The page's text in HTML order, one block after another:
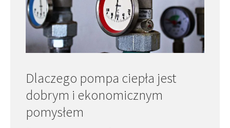
Dlaczego pompa ciepła jest
dobrym i ekonomicznym
pomysłem